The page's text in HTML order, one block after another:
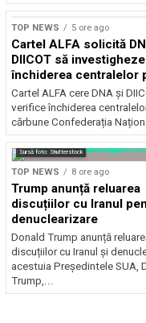
TOP NEWS 5 ore ago
Cartel ALFA solicită
DIICOT să investigheze
închiderea centralelor
cărbune
Cartel ALFA cere DNA și
verifice închiderea
cărbune Confederația
Sursă foto: Shutterstock
TOP NEWS 8 ore ago
Trump anunță reluarea
discuțiilor cu Iranul
denuclearizare
Donald Trump anunță
discuțiilor cu Iranul și
acestuia Președintele SUA,
Trump,...